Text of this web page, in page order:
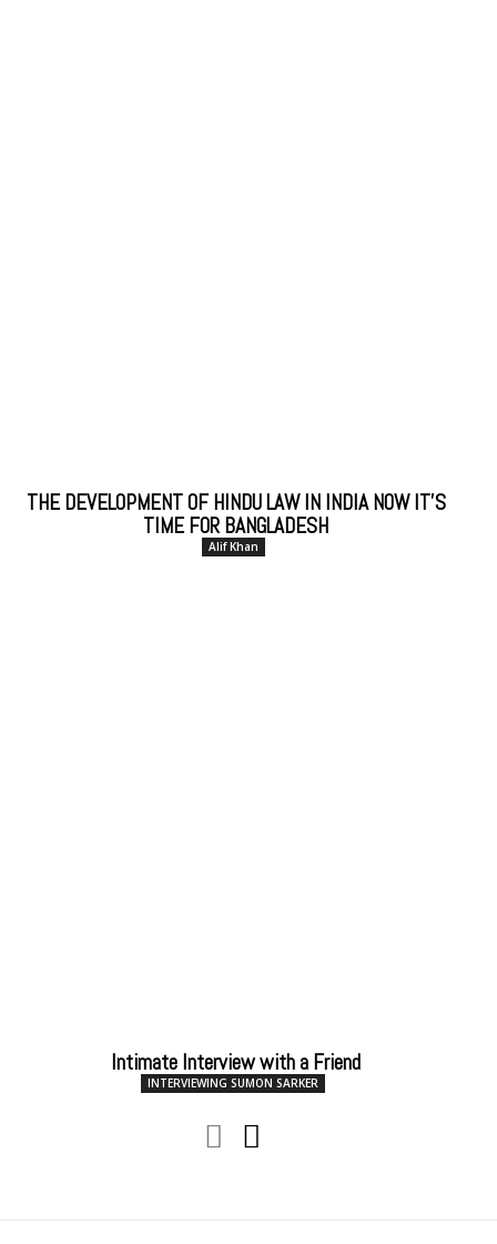
THE DEVELOPMENT OF HINDU LAW IN INDIA NOW IT’S
TIME FOR BANGLADESH
Alif Khan
Intimate Interview with a Friend
INTERVIEWING SUMON SARKER